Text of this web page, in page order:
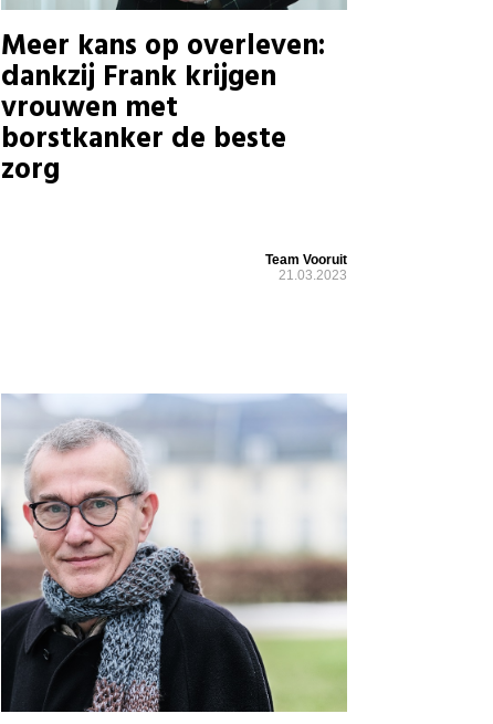
Meer kans op overleven:
dankzij Frank krijgen
vrouwen met
borstkanker de beste
zorg
Team Vooruit
21.03.2023